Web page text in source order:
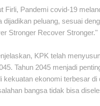
Firli, Pandemi covid-19
dijadikan peluang, sesuai
Stronger Recover Stronger."
KPK telah
Tahun 2045 menjadi
kekuatan ekonomi terbesar
bangsa tidak bisa